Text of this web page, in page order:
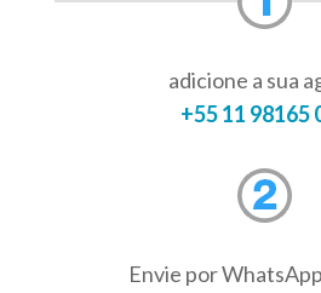
adicione a sua
+55 11 98165
Envie por